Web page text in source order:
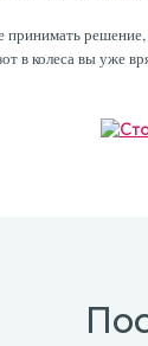
в колеса вы уже